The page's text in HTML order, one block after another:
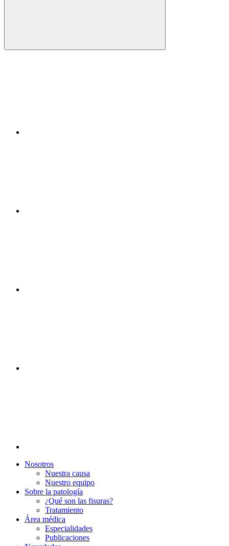
Nosotros
Nuestra causa
Nuestro equipo
Sobre la patología
¿Qué son las fisuras?
Tratamiento
Área médica
Especialidades
Publicaciones